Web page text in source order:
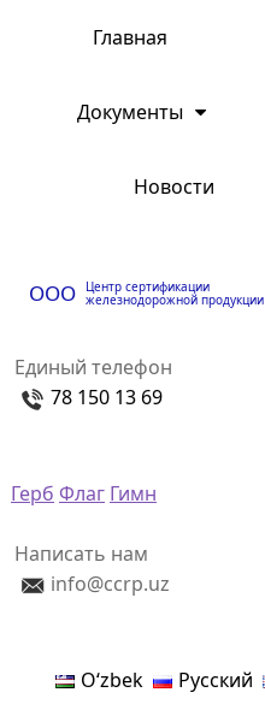
Главная
Документы
Новости
ООО Центр сертификации
железнодорожной продукции
Единый телефон
78 150 13 69
Герб Флаг Гимн
Написать нам
info@ccrp.uz
Oʻzbek Русский